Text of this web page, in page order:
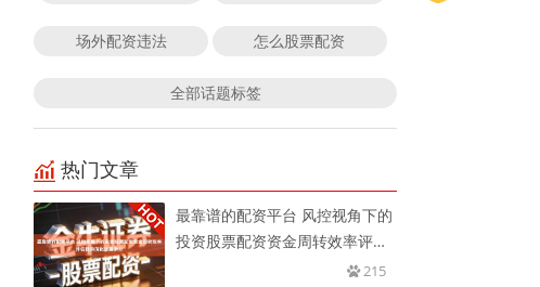
场外配资违法 怎么股票配资
全部话题标签
热门文章
最靠谱的配资平台 风控视角下的
投资股票配资资金周转效率评估
215